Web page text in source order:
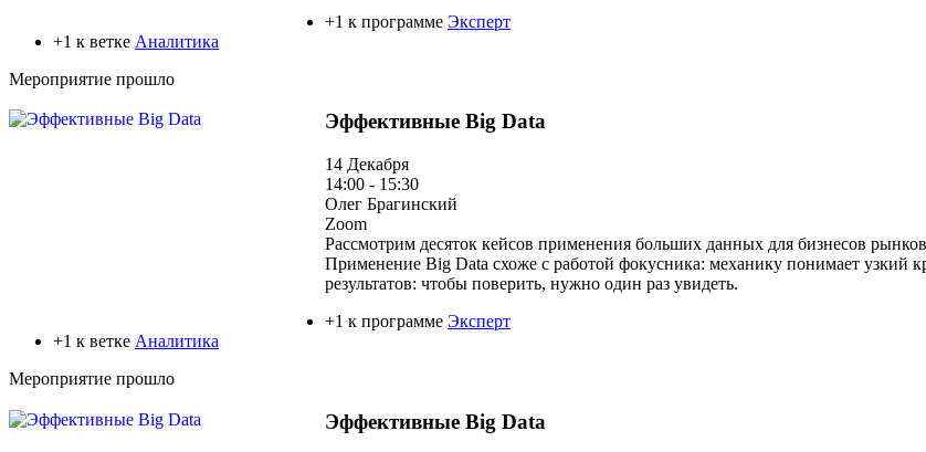
+1 к программе Эксперт
+1 к ветке Аналитика
Мероприятие прошло
Эффективные Big Data
14 Декабря
14:00 - 15:30
Олег Брагинский
Zoom
Рассмотрим десяток кейсов применения больших данных для бизнесов
Применение Big Data схоже с работой фокусника: механику понимает узкий
результатов: чтобы поверить, нужно один раз увидеть.
+1 к программе Эксперт
+1 к ветке Аналитика
Мероприятие прошло
Эффективные Big Data